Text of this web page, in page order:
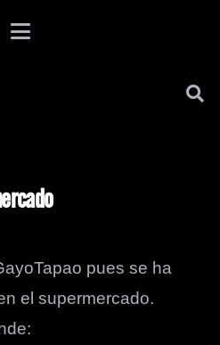
pues se ha
el supermercado.